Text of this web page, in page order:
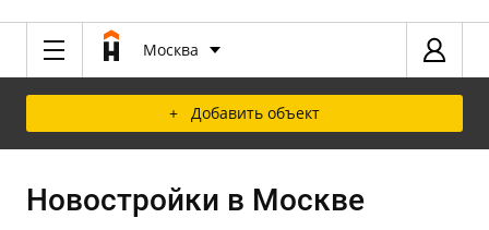
Москва
+ Добавить объект
Новостройки в Москве